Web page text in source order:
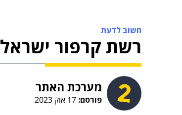
חשוב לדעת
רשת קרפור
מערכת האתר
פורסם: